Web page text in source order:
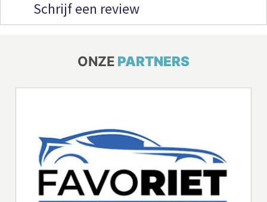
Schrijf een review
ONZE PARTNERS